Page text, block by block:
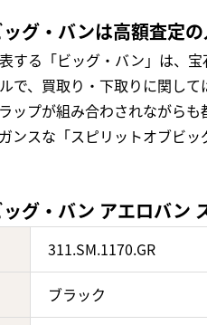
グ・バンは高額査定
する「ビッグ・バン」は、
で、買取り・下取りに関し
ップが組み合わされながら
ンスな「スピリットオブビ
ッグ・バン アエロバン
311.SM.1170.GR
ブラック